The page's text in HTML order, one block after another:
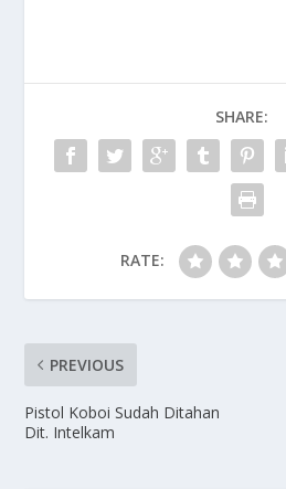
SHARE:
RATE:
PREVIOUS
Pistol Koboi Sudah Ditahan
Dit. Intelkam